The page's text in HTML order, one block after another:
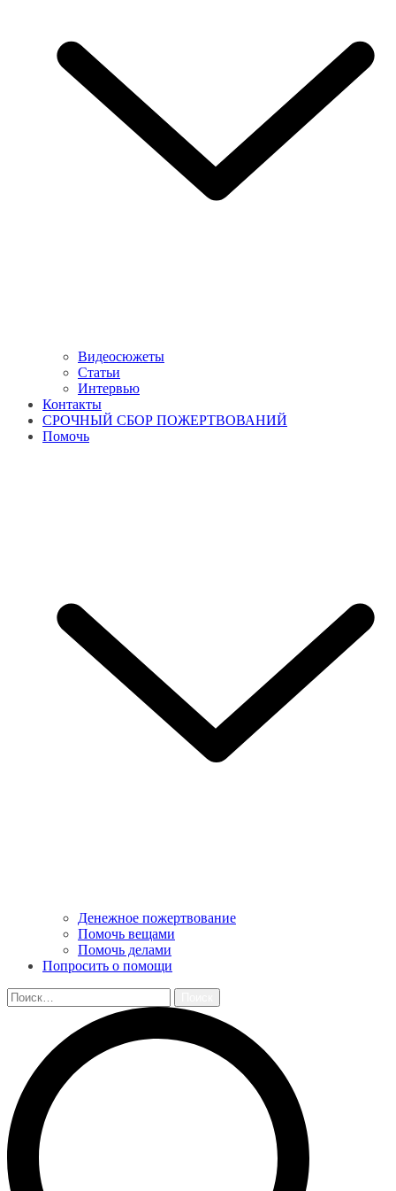
Видеосюжеты
Статьи
Интервью
Контакты
СРОЧНЫЙ СБОР ПОЖЕРТВОВАНИЙ
Помочь
Денежное пожертвование
Помочь вещами
Помочь делами
Попросить о помощи
Найти: